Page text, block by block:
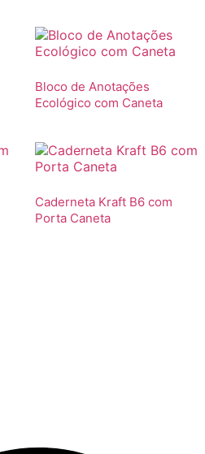
Bloco de Anotações
Ecológico com Caneta
Caderneta Kraft B6 com
Porta Caneta